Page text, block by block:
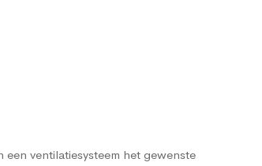
ventilatiesysteem het gewenste